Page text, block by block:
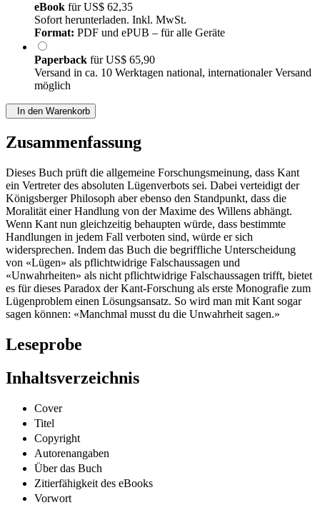
eBook fürUS$ 62,35
Sofort herunterladen. Inkl. MwSt.
Format: PDF und ePUB – für alle Geräte
Paperback fürUS$ 65,90
Versand in ca. 10 Werktagen national, internationaler Versand
möglich
In den Warenkorb
Zusammenfassung
Dieses Buch prüft die allgemeine Forschungsmeinung, dass Kant
ein Vertreter des absoluten Lügenverbots sei. Dabei verteidigt der
Königsberger Philosoph aber ebenso den Standpunkt, dass die
Moralität einer Handlung von der Maxime des Willens abhängt.
Wenn Kant nun gleichzeitig behaupten würde, dass bestimmte
Handlungen in jedem Fall verboten sind, würde er sich
widersprechen. Indem das Buch die begriffliche Unterscheidung
von «Lügen» als pflichtwidrige Falschaussagen und
«Unwahrheiten» als nicht pflichtwidrige Falschaussagen trifft, bietet
es für dieses Paradox der Kant-Forschung als erste Monografie zum
Lügenproblem einen Lösungsansatz. So wird man mit Kant sogar
sagen können: «Manchmal musst du die Unwahrheit sagen.»
Leseprobe
Inhaltsverzeichnis
Cover
Titel
Copyright
Autorenangaben
Über das Buch
Zitierfähigkeit des eBooks
Vorwort